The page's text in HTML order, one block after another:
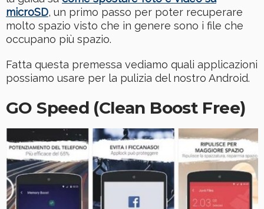
microSD, un primo passo per poter recuperare
molto spazio visto che in genere sono i file che
occupano più spazio.
Fatta questa premessa vediamo quali applicazioni
possiamo usare per la pulizia del nostro Android.
GO Speed (Clean Boost Free)